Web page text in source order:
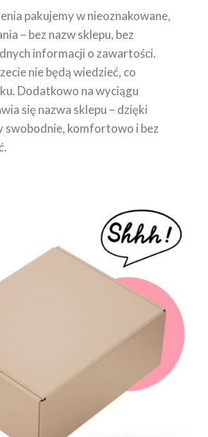
pakujemy w nieoznakowane,
– bez nazw sklepu, bez
informacji o zawartości.
nie będą wiedzieć, co
Dodatkowo na wyciągu
się nazwa sklepu – dzięki
swobodnie, komfortowo i bez